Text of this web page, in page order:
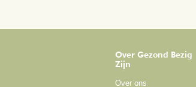
Over Gezond Bezig
Zijn
Over ons